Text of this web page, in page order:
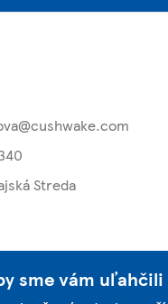
Streda
sme vám